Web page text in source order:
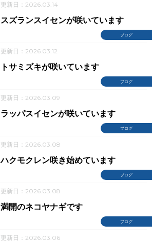
更新日：2026.03.14
ブログ
スズランスイセンが咲いています
更新日：2026.03.12
ブログ
トサミズキが咲いています
更新日：2026.03.09
ブログ
ラッパスイセンが咲いています
更新日：2026.03.08
ブログ
ハクモクレン咲き始めています
更新日：2026.03.08
ブログ
満開のネコヤナギです
更新日：2026.03.06